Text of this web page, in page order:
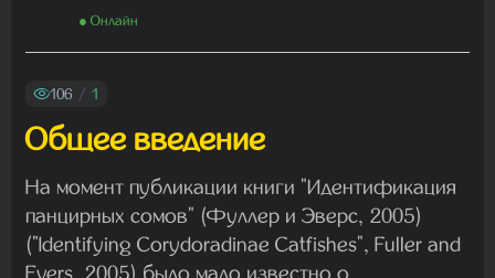
29.07.2026 13:23:35
Madam
22.07.2026 19:16:45
Madam
19.07.2026 08:27:00
● Онлайн
106 / 1
Общее введение
На момент публикации книги "Идентификация
панцирных сомов" (Фуллер и Эверс, 2005)
("Identifying Corydoradinae Catfishes", Fuller and